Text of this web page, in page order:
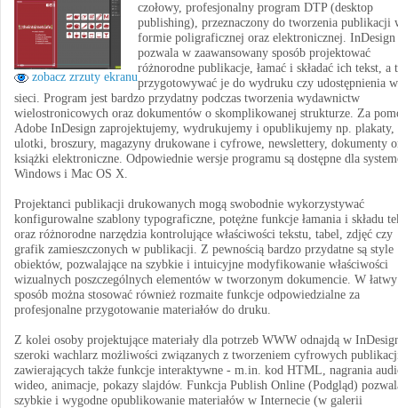
zobacz zrzuty ekranu
czołowy, profesjonalny program DTP (desktop
publishing), przeznaczony do tworzenia publikacji
formie poligraficznej oraz elektronicznej. InDesign
pozwala w zaawansowany sposób projektować
różnorodne publikacje, łamać i składać ich tekst, a
przygotowywać je do wydruku czy udostępnienia w
sieci. Program jest bardzo przydatny podczas tworzenia wydawnictw
wielostronicowych oraz dokumentów o skomplikowanej strukturze. Za
Adobe InDesign zaprojektujemy, wydrukujemy i opublikujemy np. plakaty,
ulotki, broszury, magazyny drukowane i cyfrowe, newslettery, dokumenty
książki elektroniczne. Odpowiednie wersje programu są dostępne dla
Windows i Mac OS X.
Projektanci publikacji drukowanych mogą swobodnie wykorzystywać
konfigurowalne szablony typograficzne, potężne funkcje łamania i składu
oraz różnorodne narzędzia kontrolujące właściwości tekstu, tabel, zdjęć czy
grafik zamieszczonych w publikacji. Z pewnością bardzo przydatne są style
obiektów, pozwalające na szybkie i intuicyjne modyfikowanie właściwości
wizualnych poszczególnych elementów w tworzonym dokumencie. W łatwy
sposób można stosować również rozmaite funkcje odpowiedzialne za
profesjonalne przygotowanie materiałów do druku.
Z kolei osoby projektujące materiały dla potrzeb WWW odnajdą w
szeroki wachlarz możliwości związanych z tworzeniem cyfrowych
zawierających także funkcje interaktywne - m.in. kod HTML, nagrania
wideo, animacje, pokazy slajdów. Funkcja Publish Online (Podgląd)
szybkie i wygodne opublikowanie materiałów w Internecie (w galerii